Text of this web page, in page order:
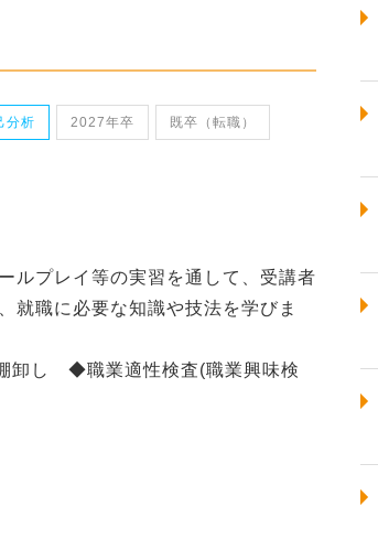
分析 2027年卒 既卒（転職）
ルプレイ等の実習を通して、受講者
就職に必要な知識や技法を学びま
卸し ◆職業適性検査(職業興味検